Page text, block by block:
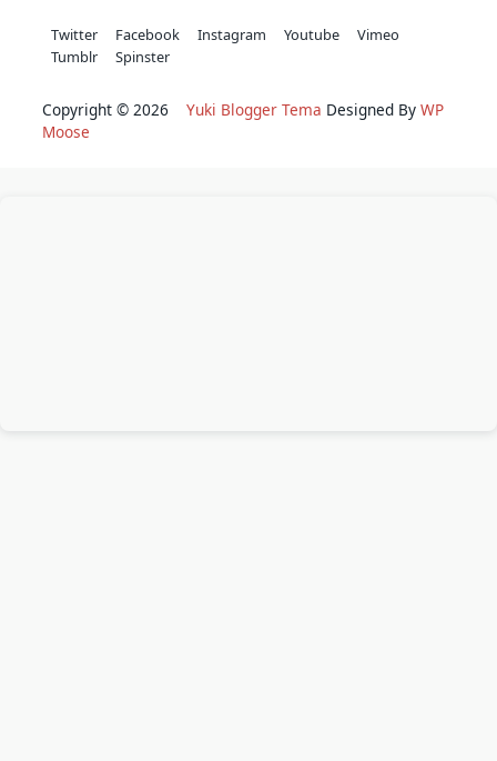
Twitter Facebook Instagram Youtube
Vimeo
Tumblr
Spinster
Copyright © 2026 Yuki Blogger Tema Designed By WP
Moose